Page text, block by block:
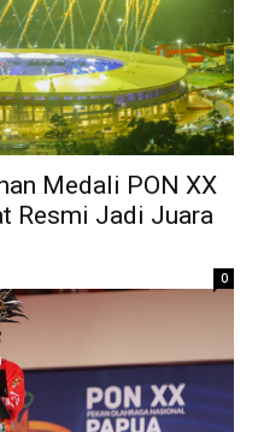
Medali PON XX
Resmi Jadi Juara
0